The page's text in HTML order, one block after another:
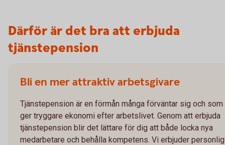
Därför är det bra att erbjuda
tjänstepension
Bli en mer attraktiv arbetsgivare
Tjänstepension är en förmån många förväntar sig och som
ger tryggare ekonomi efter arbetslivet. Genom att erbjuda
tjänstepension blir det lättare för dig att både locka nya
medarbetare och behålla kompetens. Vi erbjuder personlig